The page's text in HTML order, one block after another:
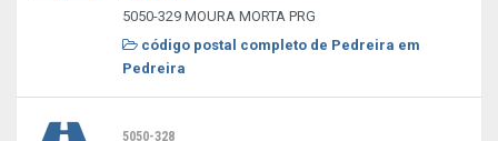
5050-329 MOURA MORTA PRG
código postal completo de Pedreira em
Pedreira
5050-328